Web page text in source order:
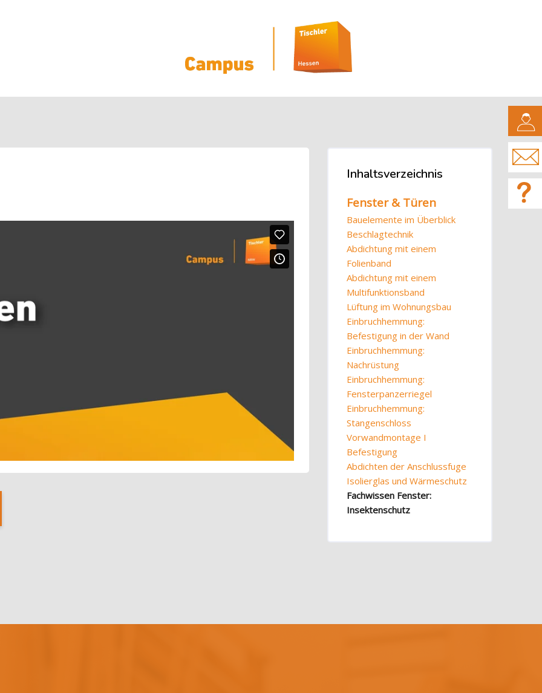
Inhaltsverzeichnis überspringen
Inhaltsverzeichnis
Fenster & Türen
Bauelemente im Überblick
Beschlagtechnik
Abdichtung mit einem
Folienband
Abdichtung mit einem
Multifunktionsband
Lüftung im Wohnungsbau
Einbruchhemmung:
Befestigung in der Wand
Einbruchhemmung:
Nachrüstung
Einbruchhemmung:
Fensterpanzerriegel
Einbruchhemmung:
Stangenschloss
Vorwandmontage I
Befestigung
Abdichten der Anschlussfuge
Isolierglas und Wärmeschutz
Fachwissen Fenster:
Insektenschutz